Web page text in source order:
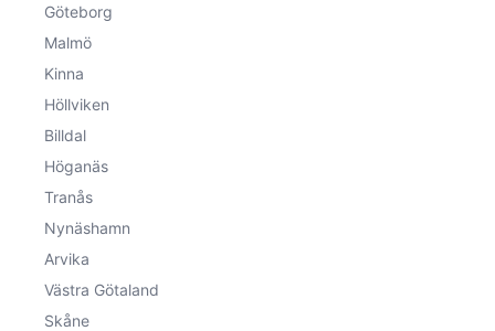
Göteborg
Malmö
Kinna
Höllviken
Billdal
Höganäs
Tranås
Nynäshamn
Arvika
Västra Götaland
Skåne